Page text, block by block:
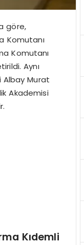
göre,
Komutanı
Komutanı
Aynı
Albay Murat
Akademisi
Kıdemli